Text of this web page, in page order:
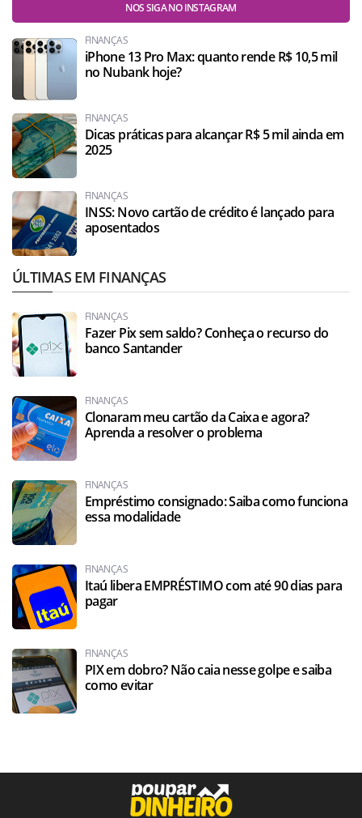
NOS SIGA NO INSTAGRAM
FINANÇAS
iPhone 13 Pro Max: quanto rende R$ 10,5 mil
no Nubank hoje?
FINANÇAS
Dicas práticas para alcançar R$ 5 mil ainda em
2025
FINANÇAS
INSS: Novo cartão de crédito é lançado para
aposentados
ÚLTIMAS EM FINANÇAS
FINANÇAS
Fazer Pix sem saldo? Conheça o recurso do
banco Santander
FINANÇAS
Clonaram meu cartão da Caixa e agora?
Aprenda a resolver o problema
FINANÇAS
Empréstimo consignado: Saiba como funciona
essa modalidade
FINANÇAS
Itaú libera EMPRÉSTIMO com até 90 dias para
pagar
FINANÇAS
PIX em dobro? Não caia nesse golpe e saiba
como evitar